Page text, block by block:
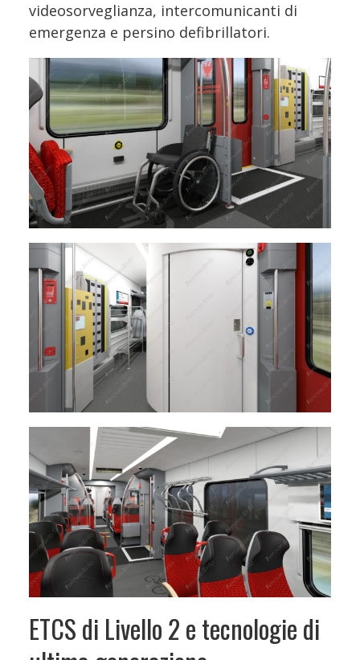
videosorveglianza, intercomunicanti di
emergenza e persino defibrillatori.
ETCS di Livello 2 e tecnologie di